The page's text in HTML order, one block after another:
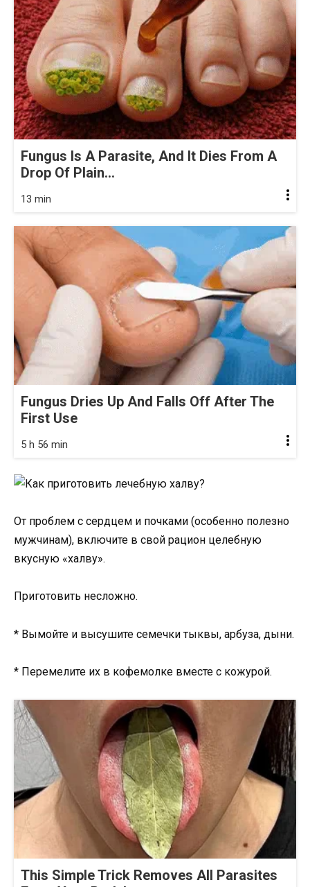
Fungus Is A Parasite, And It Dies From A
Drop Of Plain...
13 min
Fungus Dries Up And Falls Off After The
First Use
5 h 56 min
От проблем с сердцем и почками (особенно полезно
мужчинам), включите в свой рацион целебную
вкусную «халву».
Приготовить несложно.
* Вымойте и высушите семечки тыквы, арбуза, дыни.
* Перемелите их в кофемолке вместе с кожурой.
This Simple Trick Removes All Parasites